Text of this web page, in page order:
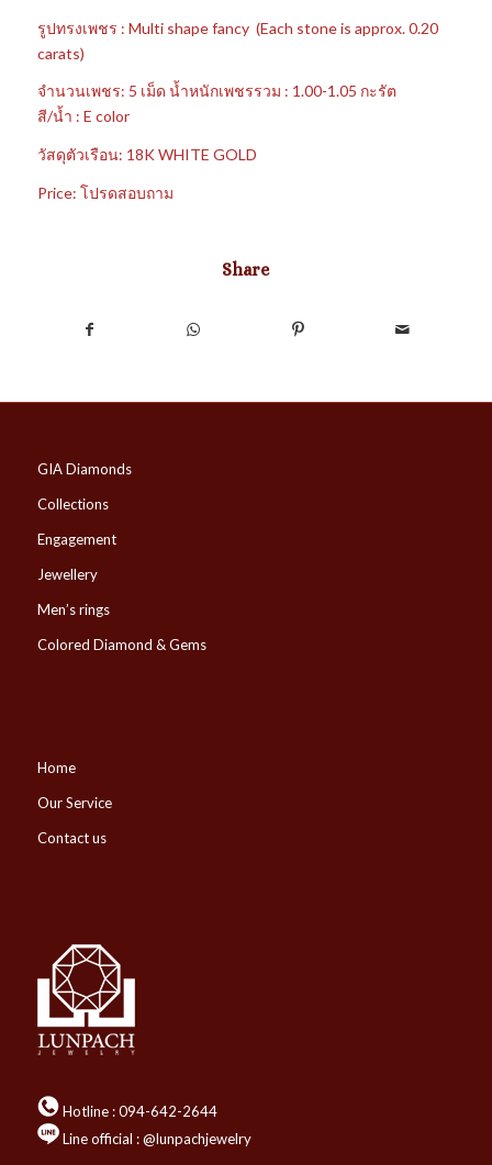
รูปทรงเพชร : Multi shape fancy (Each stone is approx. 0.20
carats)
จำนวนเพชร: 5 เม็ด น้ำหนักเพชรรวม : 1.00-1.05 กะรัต
สี/น้ำ : E color
วัสดุตัวเรือน: 18K WHITE GOLD
Price: โปรดสอบถาม
Share
GIA Diamonds
Collections
Engagement
Jewellery
Men’s rings
Colored Diamond & Gems
Home
Our Service
Contact us
Hotline :094-642-2644
Line official : @lunpachjewelry